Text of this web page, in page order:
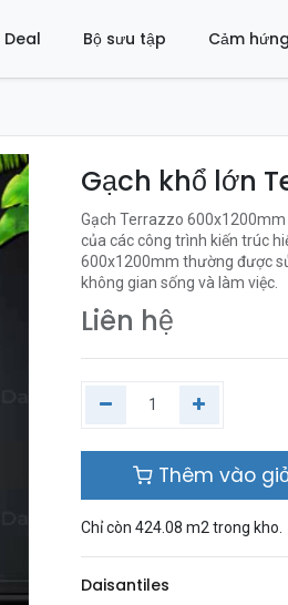
Bộ sưu tập Cảm hứng
Gạch khổ lớn
Gạch Terrazzo
của các công trình kiến trúc
600x1200mm thường được
không gian sống và làm việc.
Liên hệ
Thêm vào
Chỉ còn 424.08 m2 trong kho.
​Daisantiles